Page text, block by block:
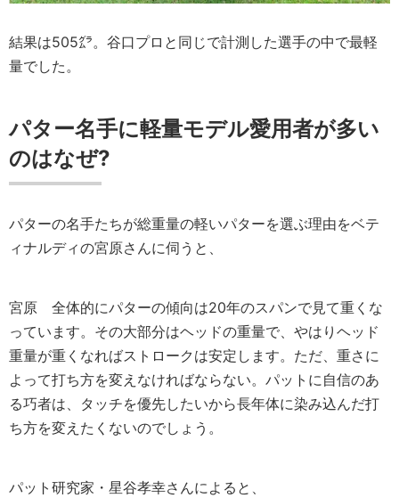
結果は505㌘。谷口プロと同じで計測した選手の中で最軽
量でした。
パター名手に軽量モデル愛用者が多い
のはなぜ?
パターの名手たちが総重量の軽いパターを選ぶ理由をベテ
ィナルディの宮原さんに伺うと、
宮原 全体的にパターの傾向は20年のスパンで見て重くな
っています。その大部分はヘッドの重量で、やはりヘッド
重量が重くなればストロークは安定します。ただ、重さに
よって打ち方を変えなければならない。パットに自信のあ
る巧者は、タッチを優先したいから長年体に染み込んだ打
ち方を変えたくないのでしょう。
パット研究家・星谷孝幸さんによると、